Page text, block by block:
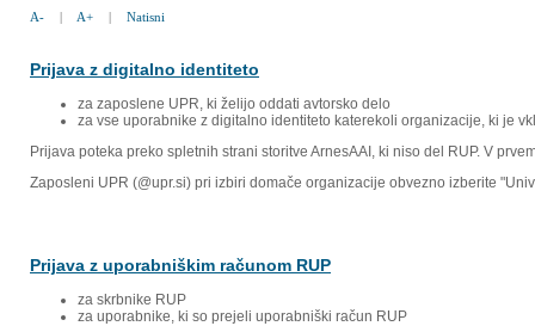
A- | A+ | Natisni
Prijava z digitalno identiteto
za zaposlene UPR, ki želijo oddati avtorsko delo
za vse uporabnike z digitalno identiteto katerekoli organizacije, ki je
Prijava poteka preko spletnih strani storitve ArnesAAI, ki niso del RUP. V
Zaposleni UPR (@upr.si) pri izbiri domače organizacije obvezno izberite
Prijava z uporabniškim računom RUP
za skrbnike RUP
za uporabnike, ki so prejeli uporabniški račun RUP